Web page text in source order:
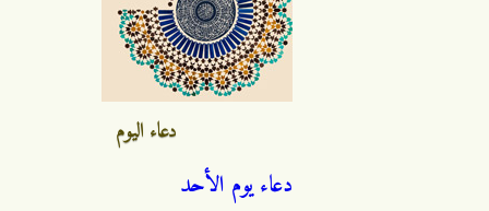
دعاء اليوم
دعاء يوم الأحد